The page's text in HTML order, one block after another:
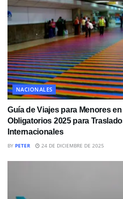
NACIONALES
Guía de Viajes para Menores
Obligatorios 2025 para
Internacionales
BY PETER 24 DE DICIEMBRE DE 2025